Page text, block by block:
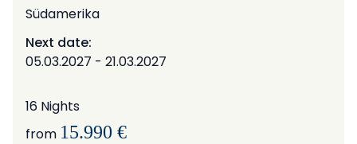
Südamerika
Next date:
05.03.2027 - 21.03.2027
16 Nights
from 15.990 €